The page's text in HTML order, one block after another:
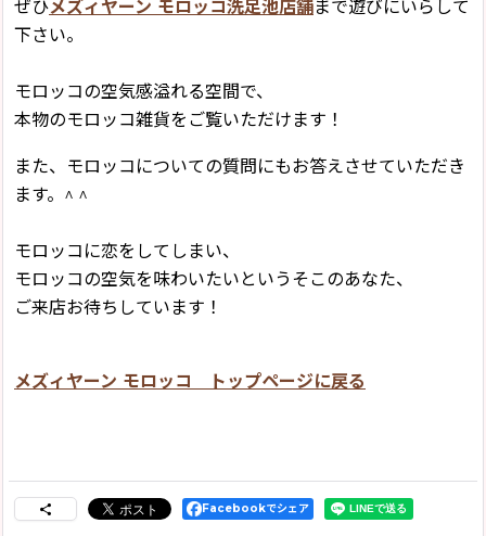
ぜひメズィヤーン モロッコ洗足池店舗まで遊びにいらして
下さい。
モロッコの空気感溢れる空間で、
本物のモロッコ雑貨をご覧いただけます！
また、モロッコについての質問にもお答えさせていただき
ます。^ ^
モロッコに恋をしてしまい、
モロッコの空気を味わいたいというそこのあなた、
ご来店お待ちしています！
メズィヤーン モロッコ トップページに戻る
Facebookでシェア